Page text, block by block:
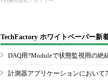
TechFactory ホワイトペーパー新
DAQ用?Moduleで状態監視用の絶
計測器アプリケーションにおいて